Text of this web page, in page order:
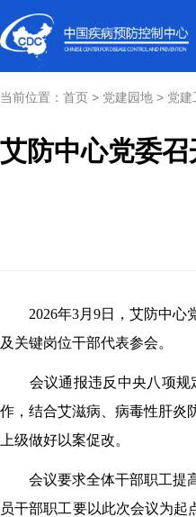
当前位置： 首页 > 党建园地 > 党建
艾防中心党委
2026年3月9日，艾防中
及关键岗位干部代表参会。
会议通报违反中央八项
作，结合艾滋病、病毒性肝炎
上级做好以案促改。
会议要求全体干部职工提
员干部职工要以此次会议为起